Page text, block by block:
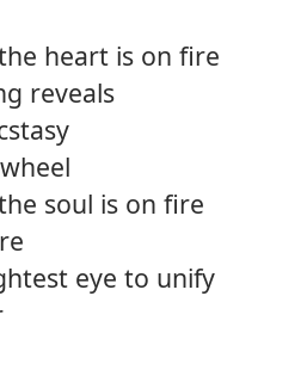
heart is on fire
reveals
soul is on fire
eye to unify